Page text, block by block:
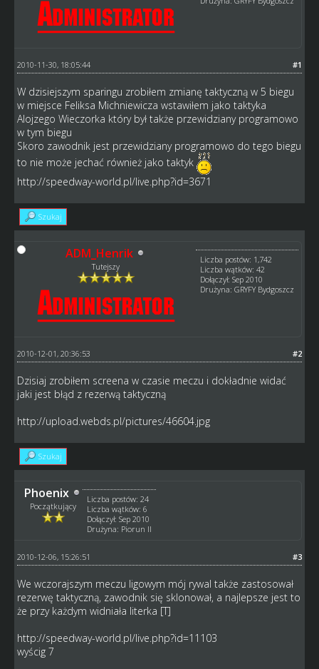
#1
2010-11-30, 18:05:44
W dzisiejszym sparingu zrobiłem zmianę taktyczną w 5 biegu
w miejsce Feliksa Michniewicza wstawiłem jako taktyka
Alojzego Wieczorka który był także przewidziany programowo
w tym biegu
Skoro zawodnik jest przewidziany programowo do tego biegu
to nie może jechać również jako taktyk
http://speedway-world.pl/live.php?id=3671
Szukaj
ADM_Henrik
Tutejszy
Liczba postów: 1,742
Liczba wątków: 42
Dołączył: Sep 2010
Drużyna: GRYFY Bydgoszcz
#2
2010-12-01, 20:36:53
Dzisiaj zrobiłem screena w czasie meczu i dokładnie widać
jaki jest błąd z rezerwą taktyczną
http://upload.webds.pl/pictures/46604.jpg
Szukaj
Phoenix
Początkujący
Liczba postów: 24
Liczba wątków: 6
Dołączył: Sep 2010
Drużyna: Piorun II
#3
2010-12-06, 15:26:51
We wczorajszym meczu ligowym mój rywal także zastosował
rezerwę taktyczną, zawodnik się sklonował, a najlepsze jest to
że przy każdym widniała literka [T]
http://speedway-world.pl/live.php?id=11103
wyścig 7